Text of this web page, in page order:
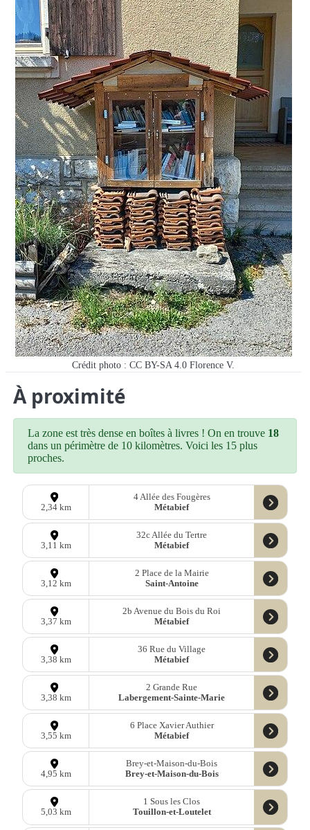
Crédit photo : CC BY-SA 4.0 Florence V.
À proximité
La zone est très dense en boîtes à livres ! On en trouve 18
dans un périmètre de 10 kilomètres. Voici les 15 plus
proches.
2,34 km
4 Allée des Fougères
Métabief
3,11 km
32c Allée du Tertre
Métabief
3,12 km
2 Place de la Mairie
Saint-Antoine
3,37 km
2b Avenue du Bois du Roi
Métabief
3,38 km
36 Rue du Village
Métabief
3,38 km
2 Grande Rue
Labergement-Sainte-Marie
3,55 km
6 Place Xavier Authier
Métabief
4,95 km
Brey-et-Maison-du-Bois
Brey-et-Maison-du-Bois
5,03 km
1 Sous les Clos
Touillon-et-Loutelet